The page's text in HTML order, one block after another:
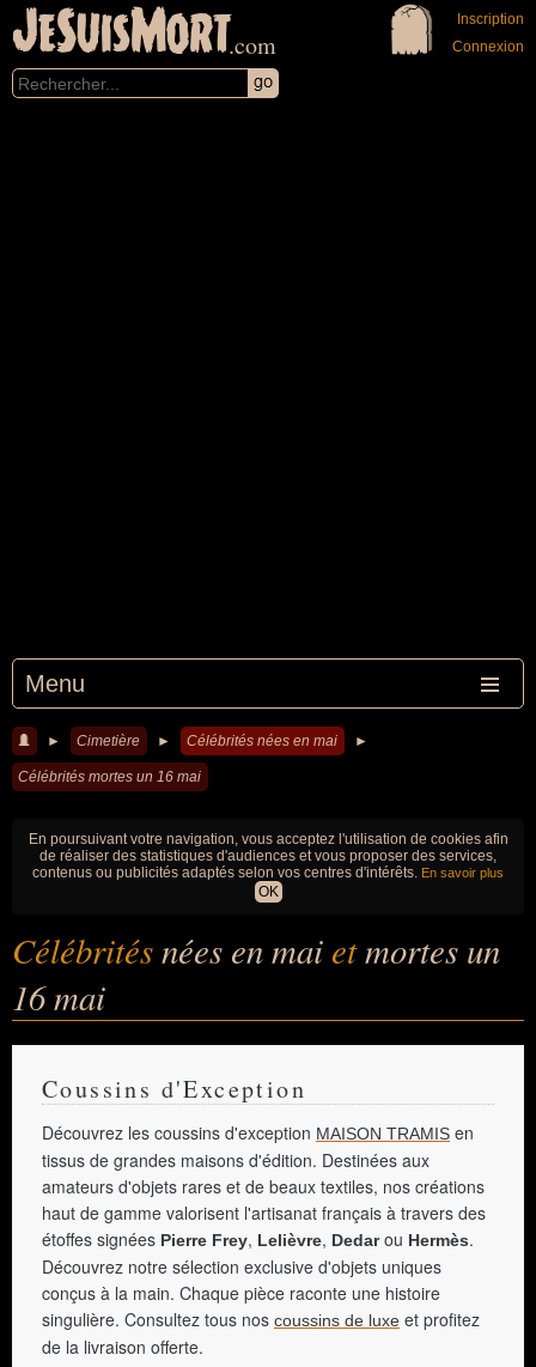
JeSuisMort.com
Menu
Inscription
Connexion
► Cimetière ► Célébrités nées en mai ►
Célébrités mortes un 16 mai
En poursuivant votre navigation, vous acceptez l'utilisation de cookies afin
de réaliser des statistiques d'audiences et vous proposer des services,
contenus ou publicités adaptés selon vos centres d'intérêts. En savoir plus
OK
Célébritésnées en mai etmortes un
16 mai
Coussins d'Exception
Découvrez les coussins d'exception MAISON TRAMIS en
tissus de grandes maisons d'édition. Destinées aux
amateurs d'objets rares et de beaux textiles, nos créations
haut de gamme valorisent l'artisanat français à travers des
étoffes signées Pierre Frey, Lelièvre, Dedarou Hermès.
Découvrez notre sélection exclusive d'objets uniques
conçus à la main. Chaque pièce raconte une histoire
singulière. Consultez tous nos coussins de luxe et profitez
de la livraison offerte.